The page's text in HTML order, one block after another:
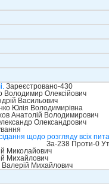
Зареєстровано-430
Володимир Олексійович
Васильович
Юлія Володимирівна
Анатолій Володимирович
Олександрович
щодо розгляду всіх
За-238 Проти-0
Миколайович
Михайлович
Валерій Михайлович